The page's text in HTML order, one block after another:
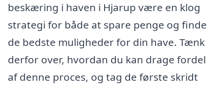
beskæring i haven i Hjarup være en klog
strategi for både at spare penge og finde
de bedste muligheder for din have. Tænk
derfor over, hvordan du kan drage fordel
af denne proces, og tag de første skridt